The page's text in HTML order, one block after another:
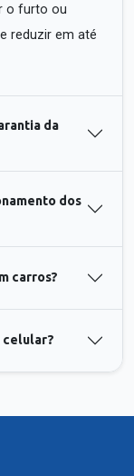
o furto ou
reduzir em até
da
dos
carros?
celular?